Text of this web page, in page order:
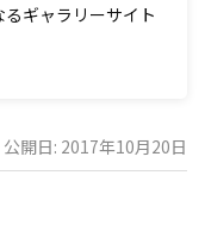
ギャラリーサイト
公開日: 2017年10月20日